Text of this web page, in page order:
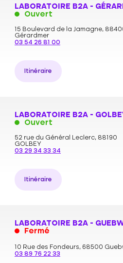
LABORATOIRE B2A -
Ouvert
15 Boulevard de la Jamagne,
Gérardmer
03 54 26 81 00
Itinéraire
LABORATOIRE B2A -
Ouvert
52 rue du Général Leclerc, 88190
GOLBEY
03 29 34 33 34
Itinéraire
LABORATOIRE B2A -
Fermé
10 Rue des Fondeurs, 68500
03 89 76 22 33